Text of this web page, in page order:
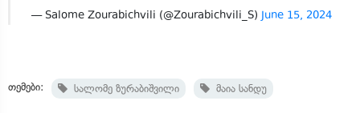
— Salome Zourabichvili (@Zourabichvili_S) June 15, 2024
თემები: სალომე ზურაბიშვილი მაია სანდუ